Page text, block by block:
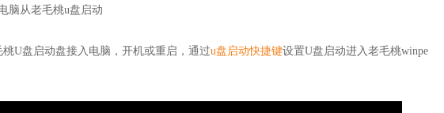
脑从老毛桃u盘启动
桃U盘启动盘接入电脑，开机或重启，通过u盘启动快捷键设置U盘启动进入老毛桃winpe